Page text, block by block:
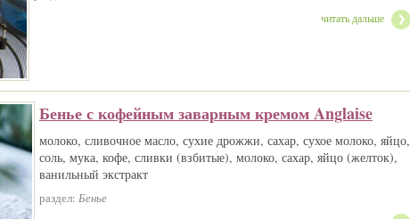
читать дальше
Бенье с кофейным заварным кремом Anglaise
молоко, сливочное масло, сухие дрожжи, сахар, сухое молоко, яйцо,
соль, мука, кофе, сливки (взбитые), молоко, сахар, яйцо (желток),
ванильный экстракт
раздел: Бенье